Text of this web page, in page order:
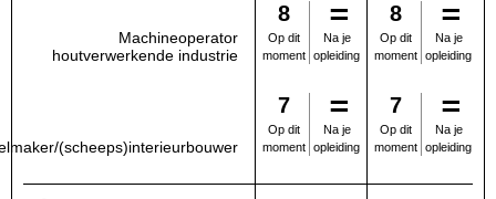
Machineoperator
houtverwerkende industrie
8
Op dit
moment
Na je
opleiding
8
Op dit
moment
Na je
opleiding
(scheeps)interieurbouwer
7
Op dit
moment
Na je
opleiding
7
Op dit
moment
Na je
opleiding